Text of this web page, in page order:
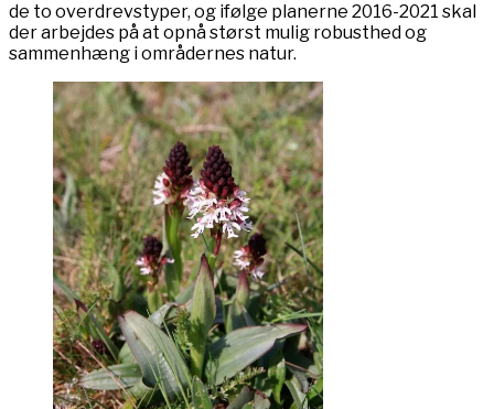
de to overdrevstyper, og ifølge planerne 2016-2021 skal
der arbejdes på at opnå størst mulig robusthed og
sammenhæng i områdernes natur.